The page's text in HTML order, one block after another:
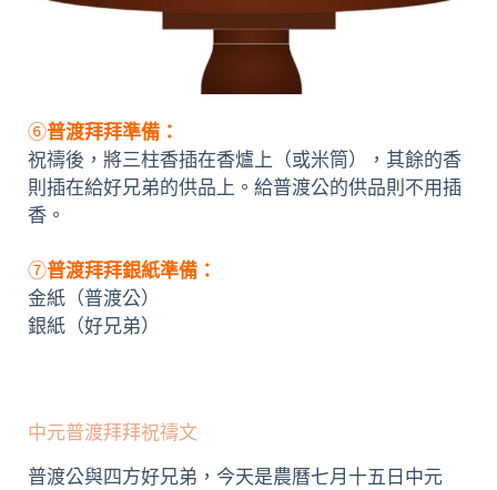
⑥普渡拜拜準備：
祝禱後，將三柱香插在香爐上（或米筒），其餘的香
則插在給好兄弟的供品上。給普渡公的供品則不用插
香。
⑦普渡拜拜銀紙準備：
金紙（普渡公）
銀紙（好兄弟）
中元普渡拜拜祝禱文
普渡公與四方好兄弟，今天是農曆七月十五日中元